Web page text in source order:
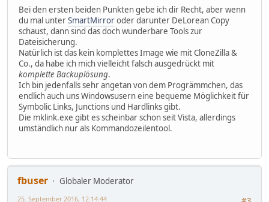
Bei den ersten beiden Punkten gebe ich dir Recht, aber wenn
du mal unterSmartMirroroder darunter DeLorean Copy
schaust, dann sind das doch wunderbare Tools zur
Dateisicherung.
Natürlich ist das kein komplettes Image wie mit CloneZilla &
Co., da habe ich mich vielleicht falsch ausgedrückt mit
komplette Backuplösung.
Ich bin jedenfalls sehr angetan von dem Progrämmchen, das
endlich auch uns Windowsusern eine bequeme Möglichkeit für
Symbolic Links, Junctions und Hardlinks gibt.
Die mklink.exe gibt es scheinbar schon seit Vista, allerdings
umständlich nur als Kommandozeilentool.
fbuser
Globaler Moderator
25. September 2016, 12:14:44